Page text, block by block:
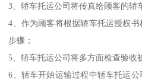
3、轿车托运公司将传真给顾客的轿
4、作为顾客将根据轿车托运授权
步骤；
5、轿车托运公司将多方面检查验收
6、轿车开始运输过程中轿车托运